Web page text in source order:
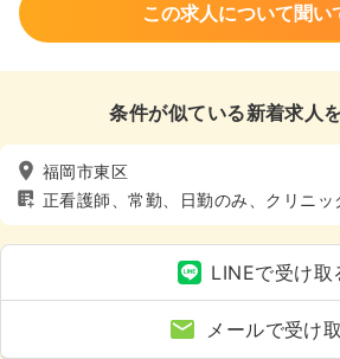
この求人について聞い
条件が似ている新着求人
福岡市東区
正看護師、常勤、日勤のみ、クリニッ
LINEで受け取
メールで受け